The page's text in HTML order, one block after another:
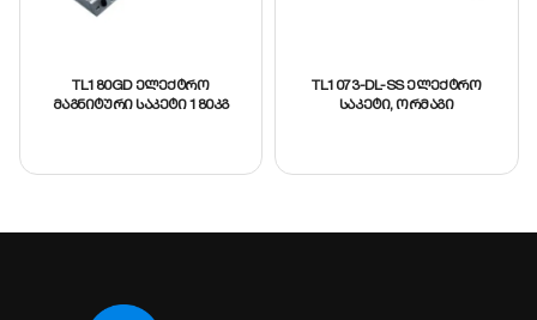
TL180GD ელექტრო
მაგნიტური საკეტი 180კგ
TL1073-DL-SS ელექტრო
საკეტი, ორმაგი